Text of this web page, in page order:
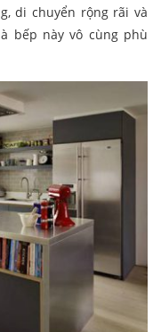
di chuyển rộng rãi và
bếp này vô cùng phù